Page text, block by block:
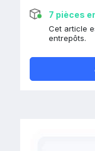
7 pièces
Cet article
entrepôts.